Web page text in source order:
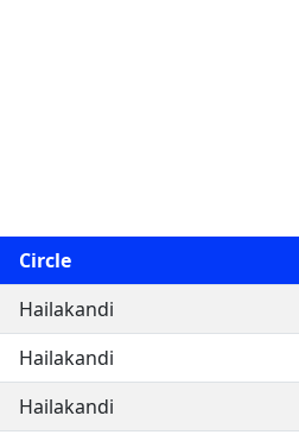
Circle
Hailakandi
Hailakandi
Hailakandi